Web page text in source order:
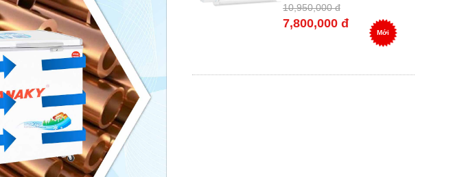
10,950,000 đ
7,800,000 đ
Mới